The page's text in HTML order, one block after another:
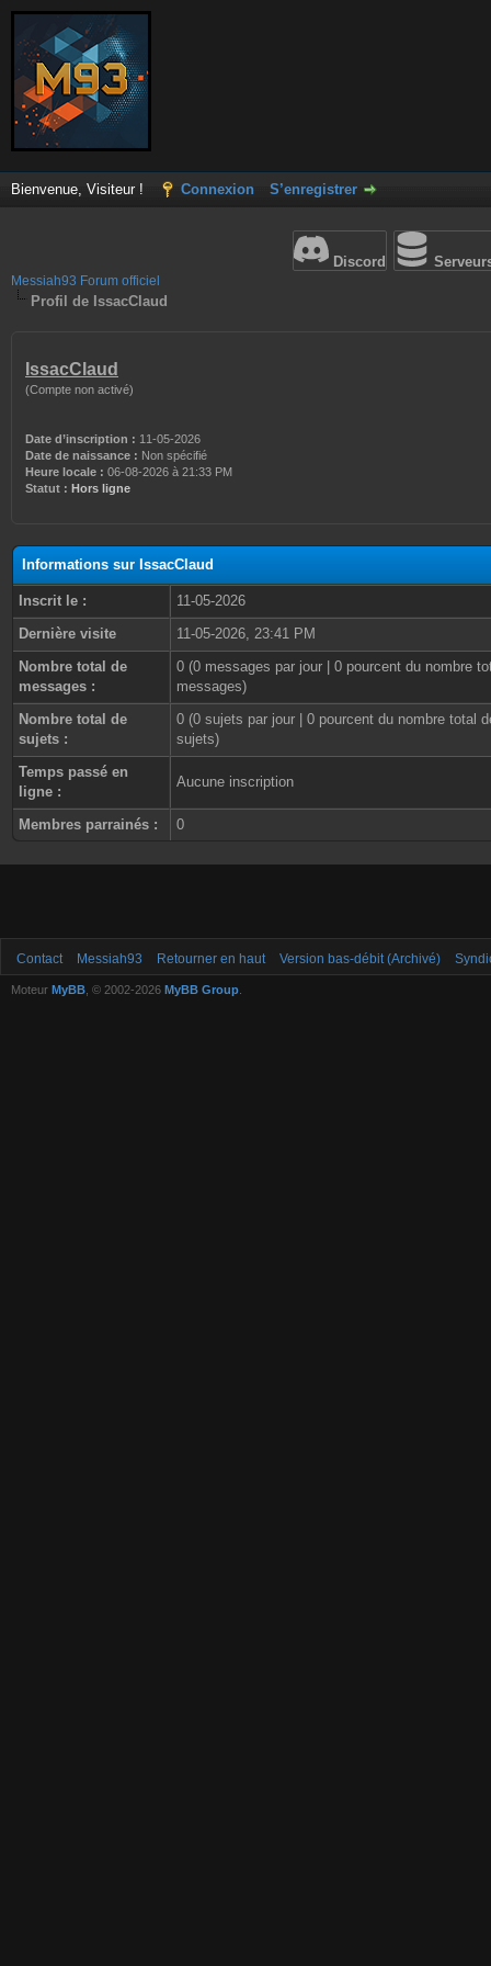
Bienvenue, Visiteur ! Connexion S’enregistrer
Discord
Messiah93 Forum officiel
Profil de IssacClaud
IssacClaud
(Compte non activé)
Date d’inscription : 11-05-2026
Date de naissance : Non spécifié
Heure locale : 06-08-2026 à 21:33 PM
Statut : Hors ligne
Informations sur IssacClaud
Inscrit le :
11-05-2026
Dernière visite
11-05-2026, 23:41 PM
Nombre total de
messages :
0 (0 messages par jour | 0 pourcent du nombre
messages)
Nombre total de
sujets :
0 (0 sujets par jour | 0 pourcent du nombre total
sujets)
Temps passé en
ligne :
Aucune inscription
Membres parrainés : 0
Contact Messiah93 Retourner en haut Version bas-débit (Archivé)
Moteur MyBB , © 2002-2026 MyBB Group